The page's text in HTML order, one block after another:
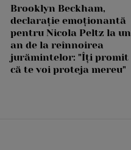
Brooklyn Beckham,
declarație emoționantă
pentru Nicola Peltz la un
an de la reînnoirea
jurămintelor: "Îți promit
că te voi proteja mereu"